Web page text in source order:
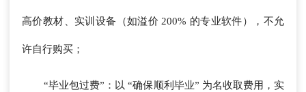
高价教材、实训设备（如溢价 200% 的专业软件），不允
许自行购买；
“毕业包过费”：以 “确保顺利毕业” 为名收取费用，实